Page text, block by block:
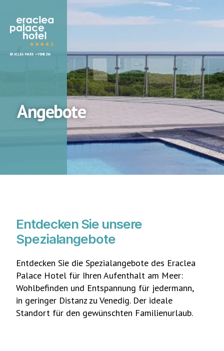
ERACLEA MARE • VENEZIA
Angebote
Entdecken Sie unsere
Spezialangebote
Entdecken Sie die Spezialangebote des Eraclea
Palace Hotel für Ihren Aufenthalt am Meer:
Wohlbefinden und Entspannung für jedermann,
in geringer Distanz zu Venedig. Der ideale
Standort für den gewünschten Familienurlaub.